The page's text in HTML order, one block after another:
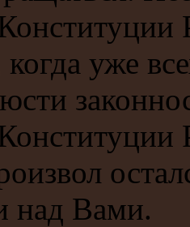
когда уже
над Вами.